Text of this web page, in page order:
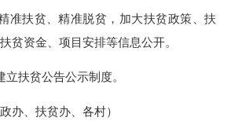
准扶贫、精准脱贫，加大扶贫政策、扶
贫资金、项目安排等信息公开。
立扶贫公告公示制度。
办、扶贫办、各村）